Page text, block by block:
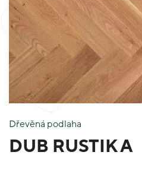
Dřevěná podlaha
DUB RUSTIK A